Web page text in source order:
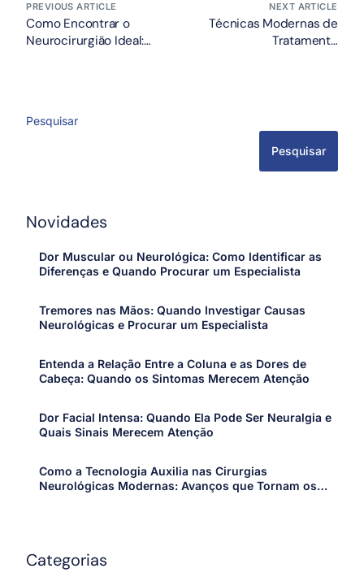
PREVIOUS ARTICLE
Como Encontrar o
Neurocirurgião Ideal:
NEXT ARTICLE
Técnicas Modernas de
Tratamento
Pesquisar
Pesquisar
Novidades
Dor Muscular ou Neurológica: Como Identificar as
Diferenças e Quando Procurar um Especialista
Tremores nas Mãos: Quando Investigar Causas
Neurológicas e Procurar um Especialista
Entenda a Relação Entre a Coluna e as Dores de
Cabeça: Quando os Sintomas Merecem Atenção
Dor Facial Intensa: Quando Ela Pode Ser Neuralgia e
Quais Sinais Merecem Atenção
Como a Tecnologia Auxilia nas Cirurgias
Neurológicas Modernas: Avanços que Tornam os
Categorias